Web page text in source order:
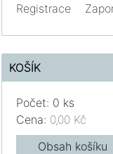
Registrace
KOŠÍK
Počet: 0 ks
Cena: 0,00 Kč
Obsah košíku